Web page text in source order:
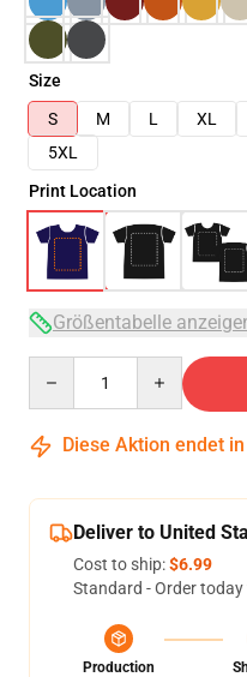
Size
S
M L XL
5XL
Print Location
Größentabelle
Diese Aktion endet in
Deliver to United
Cost to ship:$6.99
Standard - Order
Production